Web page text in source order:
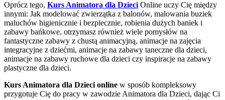
Oprócz tego, Kurs Animatora dla DzieciOnline uczy Cię między
innymi: Jak modelować zwierzątka z balonów, malowania buziek
maluchów higienicznie i bezpiecznie, robienia dużych baniek i
zabawy bańkowe, otrzymasz również wiele pomysłów na
fantastyczne zabawy z chustą animacyjną, animacje na zajęcia
integracyjne z dziećmi, animacje na zabawy taneczne dla dzieci,
animacje na zabawy ruchowe dla dzieci czy inspiracje na zabawy
plastyczne dla dzieci.
Kurs Animatora dla Dzieci online w sposób kompleksowy
przygotuje Cię do pracy w zawodzie Animatora dla Dzieci, dając Ci